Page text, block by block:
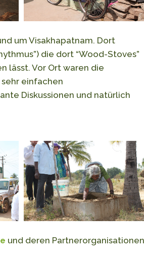
um Visakhapatnam. Dort
die dort “Wood-Stoves”
lässt. Vor Ort waren die
einfachen
Diskussionen und natürlich
und deren Partnerorganisationen